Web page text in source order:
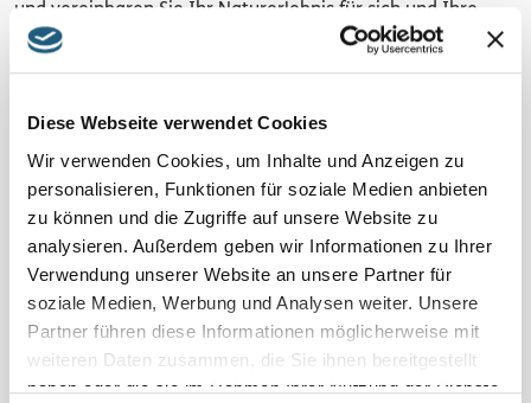
Diese Webseite verwendet Cookies
Wir verwenden Cookies, um Inhalte und Anzeigen zu
personalisieren, Funktionen für soziale Medien anbieten
zu können und die Zugriffe auf unsere Website zu
analysieren. Außerdem geben wir Informationen zu Ihrer
Verwendung unserer Website an unsere Partner für
soziale Medien, Werbung und Analysen weiter. Unsere
Partner führen diese Informationen möglicherweise mit
weiteren Daten zusammen, die Sie ihnen bereitgestellt
haben oder die sie im Rahmen Ihrer Nutzung der Dienste
und vereinbaren Sie Ihr Naturerlebnis für sich und Ihre
Familie, Freundinnen und Freunde oder Ihr Kollegium
barrierefreier Zugang | 3 h | 5 km | auch für andere
Termine/Orte buchbar
Region
Oberland mit besten Aussichten
Kosten pro Person
15 € | mit Verkostung 25 €